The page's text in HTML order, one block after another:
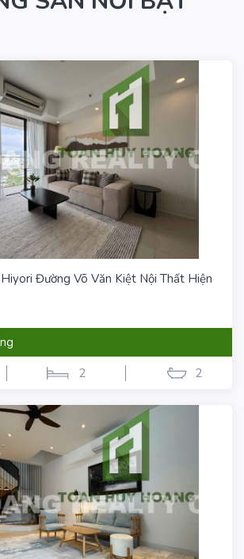
Đường Võ Văn Kiệt Nội Thất Hiện
2 2